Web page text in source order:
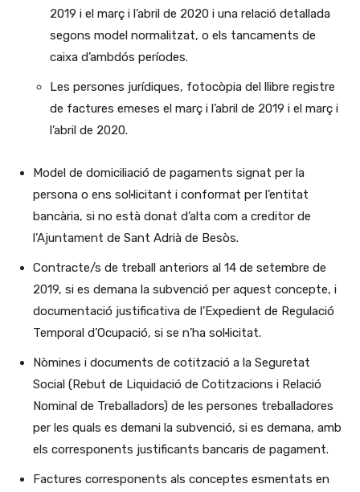
2019 i el març i l’abril de 2020 i una relació detallada
segons model normalitzat, o els tancaments de
caixa d’ambdós períodes.
Les persones jurídiques, fotocòpia del llibre registre
de factures emeses el març i l’abril de 2019 i el març i
l’abril de 2020.
Model de domiciliació de pagaments signat per la
persona o ens sol·licitant i conformat per l’entitat
bancària, si no està donat d’alta com a creditor de
l’Ajuntament de Sant Adrià de Besòs.
Contracte/s de treball anteriors al 14 de setembre de
2019, si es demana la subvenció per aquest concepte, i
documentació justificativa de l’Expedient de Regulació
Temporal d’Ocupació, si se n’ha sol·licitat.
Nòmines i documents de cotització a la Seguretat
Social (Rebut de Liquidació de Cotitzacions i Relació
Nominal de Treballadors) de les persones treballadores
per les quals es demani la subvenció, si es demana, amb
els corresponents justificants bancaris de pagament.
Factures corresponents als conceptes esmentats en